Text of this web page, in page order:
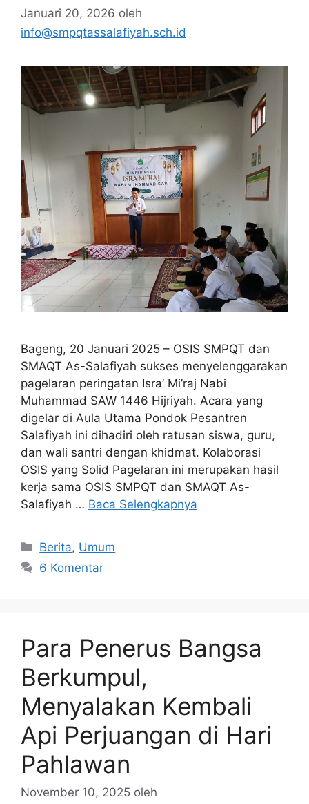
Januari 20, 2026 oleh
info@smpqtassalafiyah.sch.id
Bageng, 20 Januari 2025 – OSIS SMPQT dan
SMAQT As-Salafiyah sukses menyelenggarakan
pagelaran peringatan Isra’ Mi’raj Nabi
Muhammad SAW 1446 Hijriyah. Acara yang
digelar di Aula Utama Pondok Pesantren
Salafiyah ini dihadiri oleh ratusan siswa, guru,
dan wali santri dengan khidmat. Kolaborasi
OSIS yang Solid Pagelaran ini merupakan hasil
kerja sama OSIS SMPQT dan SMAQT As-
Salafiyah … Baca Selengkapnya
Berita, Umum
6 Komentar
Para Penerus Bangsa
Berkumpul,
Menyalakan Kembali
Api Perjuangan di Hari
Pahlawan
November 10, 2025 oleh